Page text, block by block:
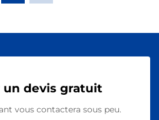
un devis gratuit
vous contactera sous peu.